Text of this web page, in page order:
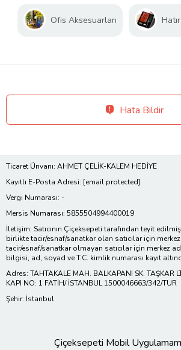
Ofis Aksesuarları
Hata Bildir
Ticaret Ünvanı: AHMET ÇELİK-KALEM HEDİYE
Kayıtlı E-Posta Adresi: [email protected]
Vergi Numarası: -
Mersis Numarası: 5855504994400019
İletişim: Satıcının Çiçeksepeti tarafından teyit
birlikte tacir/esnaf/sanatkar olan satıcılar için
tacir/esnaf/sanatkar olmayan satıcılar için merkez
bilgisi, ad, soyad ve T.C. kimlik numarası kayıt
Adres: TAHTAKALE MAH. BALKAPANI SK. TAŞKAR
KAPI NO: 1 FATİH/ İSTANBUL 1500046663/342/TUR
Şehir: İstanbul
Çiçeksepeti Mobil